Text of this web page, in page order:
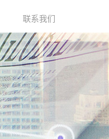
联系我们